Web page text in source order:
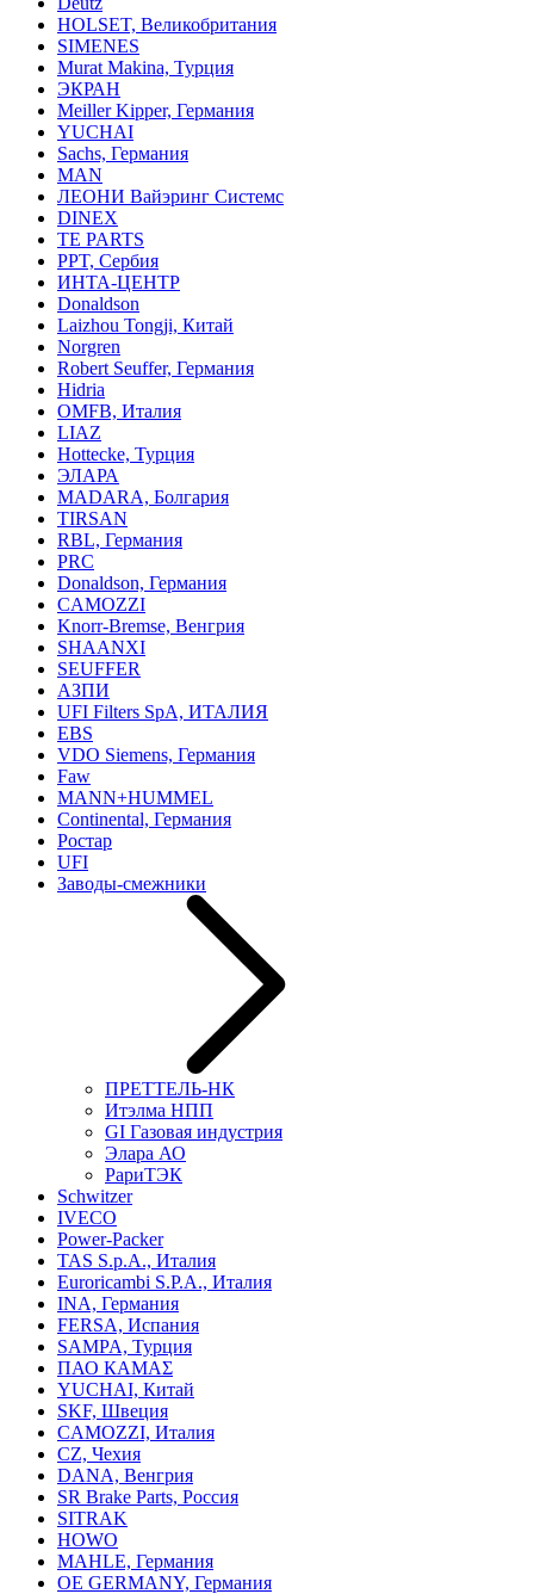
HOLSET, Великобритания
SIMENES
Murat Makina, Турция
ЭКРАН
Meiller Kipper, Германия
YUCHAI
Sachs, Германия
MAN
ЛЕОНИ Вайэринг Системс
DINEX
TE PARTS
PPT, Сербия
ИНТА-ЦЕНТР
Donaldson
Laizhou Tongji, Китай
Norgren
Robert Seuffer, Германия
Hidria
OMFB, Италия
LIAZ
Hottecke, Турция
ЭЛАРА
MADARA, Болгария
TIRSAN
RBL, Германия
PRC
Donaldson, Германия
CAMOZZI
Knorr-Bremse, Венгрия
SHAANXI
SEUFFER
АЗПИ
UFI Filters SpA, ИТАЛИЯ
EBS
VDO Siemens, Германия
Faw
MANN+HUMMEL
Continental, Германия
Ростар
UFI
Заводы-смежники
ПРЕТТЕЛЬ-НК
Итэлма НПП
GI Газовая индустрия
Элара АО
РариТЭК
Schwitzer
IVECO
Power-Packer
TAS S.p.A., Италия
Euroricambi S.P.A., Италия
INA, Германия
FERSA, Испания
SAMPA, Турция
ПАО КАМАΣ
YUCHAI, Китай
SKF, Швеция
CAMOZZI, Италия
CZ, Чехия
DANA, Венгрия
SR Brake Parts, Россия
SITRAK
HOWO
MAHLE, Германия
OE GERMANY, Германия